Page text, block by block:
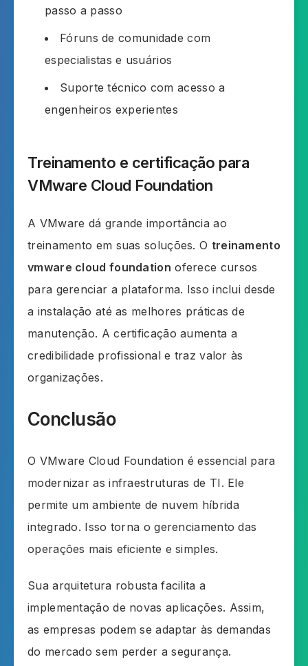
passo a passo
Fóruns de comunidade com
especialistas e usuários
Suporte técnico com acesso a
engenheiros experientes
Treinamento e certificação para
VMware Cloud Foundation
A VMware dá grande importância ao
treinamento em suas soluções. O treinamento
vmware cloud foundation oferece cursos
para gerenciar a plataforma. Isso inclui desde
a instalação até as melhores práticas de
manutenção. A certificação aumenta a
credibilidade profissional e traz valor às
organizações.
Conclusão
O VMware Cloud Foundation é essencial para
modernizar as infraestruturas de TI. Ele
permite um ambiente de nuvem híbrida
integrado. Isso torna o gerenciamento das
operações mais eficiente e simples.
Sua arquitetura robusta facilita a
implementação de novas aplicações. Assim,
as empresas podem se adaptar às demandas
do mercado sem perder a segurança.